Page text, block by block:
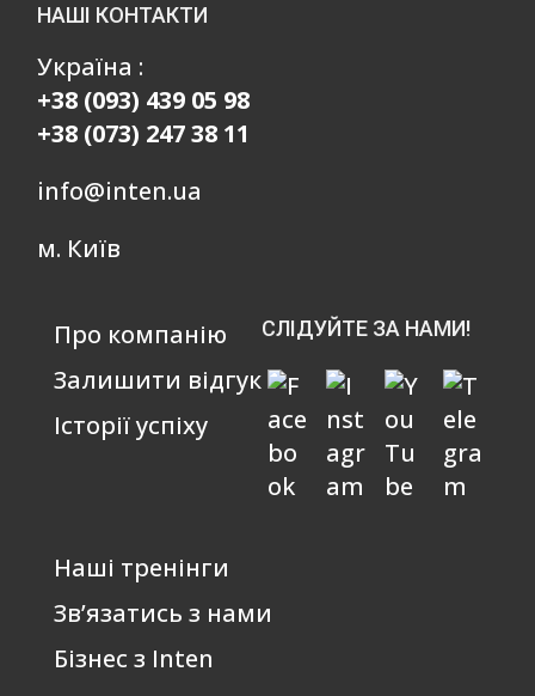
НАШІ КОНТАКТИ
Україна :
+38 (093) 439 05 98
+38 (073) 247 38 11
info@inten.ua
м. Київ
Про компанію
Залишити відгук
Історії успіху
СЛІДУЙТЕ ЗА НАМИ!
Наші тренінги
Зв’язатись з нами
Бізнес з Inten